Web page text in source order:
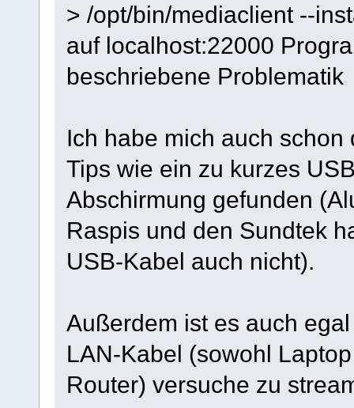
> /opt/bin/mediaclient --
auf localhost:22000
beschriebene Problematik
Ich habe mich auch
Tips wie ein zu kurzes
Abschirmung gefunden
Raspis und den Sundtek
USB-Kabel auch nicht).
Außerdem ist es auch
LAN-Kabel (sowohl
Router) versuche zu